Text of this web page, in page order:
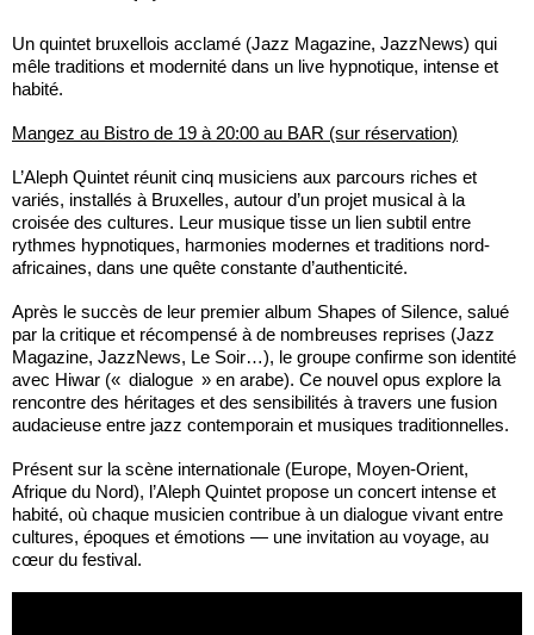
Un quintet bruxellois acclamé (Jazz Magazine, JazzNews) qui
mêle traditions et modernité dans un live hypnotique, intense et
habité.
Mangez au Bistro de 19 à 20:00 au BAR (sur réservation)
L’Aleph Quintet réunit cinq musiciens aux parcours riches et
variés, installés à Bruxelles, autour d’un projet musical à la
croisée des cultures. Leur musique tisse un lien subtil entre
rythmes hypnotiques, harmonies modernes et traditions nord-
africaines, dans une quête constante d’authenticité.
Après le succès de leur premier album Shapes of Silence, salué
par la critique et récompensé à de nombreuses reprises (Jazz
Magazine, JazzNews, Le Soir…), le groupe confirme son identité
avec Hiwar (« dialogue » en arabe). Ce nouvel opus explore la
rencontre des héritages et des sensibilités à travers une fusion
audacieuse entre jazz contemporain et musiques traditionnelles.
Présent sur la scène internationale (Europe, Moyen-Orient,
Afrique du Nord), l’Aleph Quintet propose un concert intense et
habité, où chaque musicien contribue à un dialogue vivant entre
cultures, époques et émotions — une invitation au voyage, au
cœur du festival.